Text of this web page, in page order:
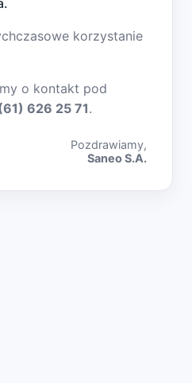
korzystanie
o kontakt pod
626 25 71.
Pozdrawiamy,
Saneo S.A.